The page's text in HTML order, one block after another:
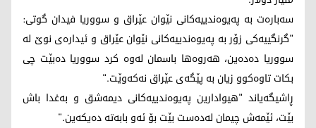
سەبارەت بە پەیوەندییەکانی نێوان عێراق و سووریا فیدان گوتی:
"گرنگییەکی زۆر بە پەیوەندییەکانی نێوان عێراق و ئیدارەی نوێ لە
سووریا دەدەین، هەروەها باسمان لەوە کرد سووریا دەبێت چی
بکات تاوەکوو زیان بە پێگەی عێراق نەکەوێت."
ڕاشیگەیاند "هیوادارین پەیوەندییەکانی دیمەشق و بەغدا باش
بێت، ئێمەش چیمان لەدەست بێت بۆ ئەو بابەتە دەیکەین."